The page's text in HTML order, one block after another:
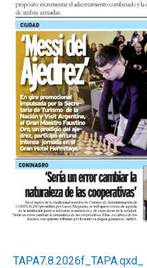
TAPA7.8.2026f_TAPA.qxd_